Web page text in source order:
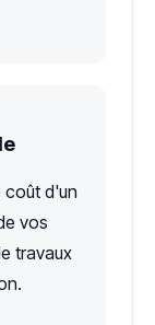
coût d'un
vos
travaux